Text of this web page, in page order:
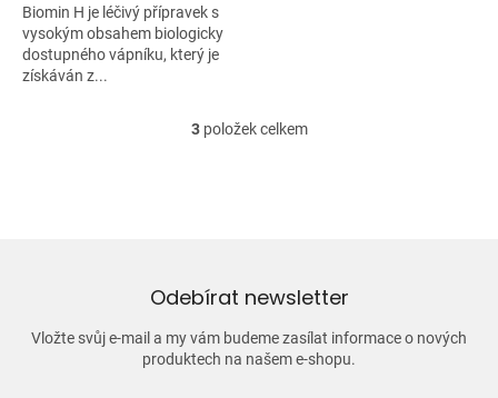
Biomin H je léčivý přípravek s
vysokým obsahem biologicky
dostupného vápníku, který je
získáván z...
O
í
p
r
v
k
3položek celkem
Odebírat newsletter
Vložte svůj e-mail a my vám budeme zasílat informace o nových
produktech na našem e-shopu.